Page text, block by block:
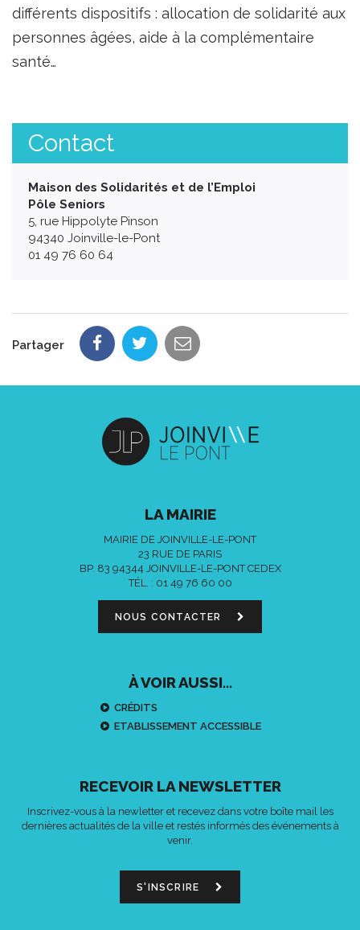
différents dispositifs : allocation de solidarité aux
personnes âgées, aide à la complémentaire
santé…
Contact
Maison des Solidarités et de l’Emploi
Pôle Seniors
5, rue Hippolyte Pinson
94340 Joinville-le-Pont
01 49 76 60 64
Partager
LA MAIRIE
MAIRIE DE JOINVILLE-LE-PONT
23 RUE DE PARIS
BP. 83 94344 JOINVILLE-LE-PONT CEDEX
TÉL. : 01 49 76 60 00
NOUS CONTACTER
À VOIR AUSSI...
CRÉDITS
ETABLISSEMENT ACCESSIBLE
RECEVOIR LA NEWSLETTER
Inscrivez-vous à la newletter et recevez dans votre boîte mail les
dernières actualités de la ville et restés informés des événements à
venir.
S'INSCRIRE